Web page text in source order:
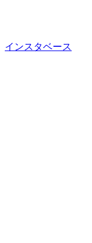
インスタベース